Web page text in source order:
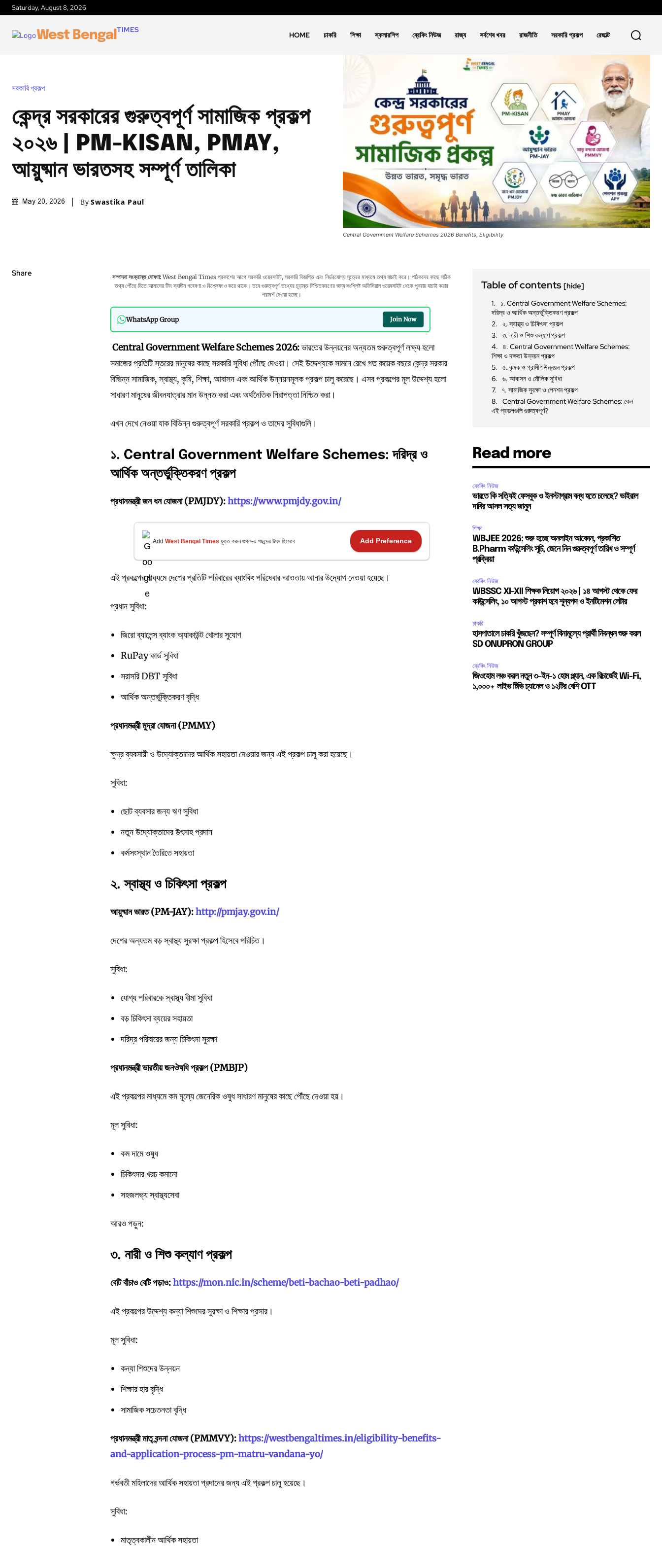
Saturday, August 8, 2026
West Bengal TIMES
HOME চাকরি শিক্ষা স্কলারশিপ ব্রেকিং নিউজ রাজ্য সর্বশেষ খবর রাজনীতি সরকারি প্রকল্প রেজাল্ট
সরকারি প্রকল্প
কেন্দ্র সরকারের গুরুত্বপূর্ণ সামাজিক প্রকল্প
২০২৬ | PM-KISAN, PMAY,
আয়ুষ্মান ভারতসহ সম্পূর্ণ তালিকা
May 20, 2026 By Swastika Paul
Central Government Welfare Schemes 2026 Benefits, Eligibility
Share সম্পাদনা সংক্রান্ত ঘোষণা:West Bengal Times প্রকাশের আগে সরকারি ওয়েবসাইট, সরকারি বিজ্ঞপ্তি এবং নির্ভরযোগ্য সূত্রের মাধ্যমে তথ্য যাচাই করে। পাঠকদের কাছে সঠিক
তথ্য পৌঁছে দিতে আমাদের টিম স্বাধীন গবেষণা ও বিশ্লেষণও করে থাকে। তবে গুরুত্বপূর্ণ তথ্যের চূড়ান্ত নিশ্চিতকরণের জন্য সংশ্লিষ্ট অফিসিয়াল ওয়েবসাইট থেকে পুনরায় যাচাই করার
পরামর্শ দেওয়া হচ্ছে।
WhatsApp Group Join Now
Central Government Welfare Schemes 2026:ভারতের উন্নয়নের অন্যতম গুরুত্বপূর্ণ লক্ষ্য হলো
সমাজের প্রতিটি স্তরের মানুষের কাছে সরকারি সুবিধা পৌঁছে দেওয়া। সেই উদ্দেশ্যকে সামনে রেখে গত কয়েক বছরে কেন্দ্র সরকার
বিভিন্ন সামাজিক, স্বাস্থ্য, কৃষি, শিক্ষা, আবাসন এবং আর্থিক উন্নয়নমূলক প্রকল্প চালু করেছে। এসব প্রকল্পের মূল উদ্দেশ্য হলো
সাধারণ মানুষের জীবনযাত্রার মান উন্নত করা এবং অর্থনৈতিক নিরাপত্তা নিশ্চিত করা।
এখন দেখে নেওয়া যাক বিভিন্ন গুরুত্বপূর্ণ সরকারি প্রকল্প ও তাদের সুবিধাগুলি।
১. Central Government Welfare Schemes:দরিদ্রও
আর্থিকঅন্তর্ভুক্তিকরণপ্রকল্প
প্রধানমন্ত্রীজনধনযোজনা (PMJDY):https://www.pmjdy.gov.in/
Add West Bengal Times যুক্ত করুন গুগল-এ পছন্দের উৎস হিসেবে Add Preference
এই প্রকল্পের মাধ্যমে দেশের প্রতিটি পরিবারের ব্যাংকিং পরিষেবার আওতায় আনার উদ্যোগ নেওয়া হয়েছে।
প্রধান সুবিধা:
জিরো ব্যালেন্স ব্যাংক অ্যাকাউন্ট খোলার সুযোগ
RuPay কার্ড সুবিধা
সরাসরি DBT সুবিধা
আর্থিক অন্তর্ভুক্তিকরণ বৃদ্ধি
প্রধানমন্ত্রীমুদ্রাযোজনা (PMMY)
ক্ষুদ্র ব্যবসায়ী ও উদ্যোক্তাদের আর্থিক সহায়তা দেওয়ার জন্য এই প্রকল্প চালু করা হয়েছে।
সুবিধা:
ছোট ব্যবসার জন্য ঋণ সুবিধা
নতুন উদ্যোক্তাদের উৎসাহ প্রদান
কর্মসংস্থান তৈরিতে সহায়তা
২.স্বাস্থ্যওচিকিৎসাপ্রকল্প
আয়ুষ্মানভারত (PM-JAY):http://pmjay.gov.in/
দেশের অন্যতম বড় স্বাস্থ্য সুরক্ষা প্রকল্প হিসেবে পরিচিত।
সুবিধা:
যোগ্য পরিবারকে স্বাস্থ্য বীমা সুবিধা
বড় চিকিৎসা ব্যয়ের সহায়তা
দরিদ্র পরিবারের জন্য চিকিৎসা সুরক্ষা
প্রধানমন্ত্রীভারতীয়জনঔষধিপ্রকল্প (PMBJP)
এই প্রকল্পের মাধ্যমে কম মূল্যে জেনেরিক ওষুধ সাধারণ মানুষের কাছে পৌঁছে দেওয়া হয়।
মূল সুবিধা:
কম দামে ওষুধ
চিকিৎসার খরচ কমানো
সহজলভ্য স্বাস্থ্যসেবা
আরও পড়ুন:
৩.নারীওশিশুকল্যাণপ্রকল্প
বেটিবাঁচাওবেটিপড়াও:https://mon.nic.in/scheme/beti-bachao-beti-padhao/
এই প্রকল্পের উদ্দেশ্য কন্যা শিশুদের সুরক্ষা ও শিক্ষার প্রসার।
মূল সুবিধা:
কন্যা শিশুদের উন্নয়ন
শিক্ষার হার বৃদ্ধি
সামাজিক সচেতনতা বৃদ্ধি
প্রধানমন্ত্রীমাতৃবন্দনাযোজনা (PMMVY):https://westbengaltimes.in/eligibility-benefits-
and-application-process-pm-matru-vandana-yo/
গর্ভবতী মহিলাদের আর্থিক সহায়তা প্রদানের জন্য এই প্রকল্প চালু হয়েছে।
সুবিধা:
মাতৃত্বকালীন আর্থিক সহায়তা
Table of contents[hide]
১. Central Government Welfare Schemes:
দরিদ্র ও আর্থিক অন্তর্ভুক্তিকরণ প্রকল্প
২. স্বাস্থ্য ও চিকিৎসা প্রকল্প
৩. নারী ও শিশু কল্যাণ প্রকল্প
৪. Central Government Welfare Schemes:
শিক্ষা ও দক্ষতা উন্নয়ন প্রকল্প
৫. কৃষক ও গ্রামীণ উন্নয়ন প্রকল্প
৬. আবাসন ও মৌলিক সুবিধা
৭. সামাজিক সুরক্ষা ও পেনশন প্রকল্প
Central Government Welfare Schemes: কেন
এই প্রকল্পগুলি গুরুত্বপূর্ণ?
Read more
ব্রেকিং নিউজ
ভারতে কি সত্যিই ফেসবুক ও ইনস্টাগ্রাম বন্ধ হতে চলেছে? ভাইরাল
দাবির আসল সত্য জানুন
শিক্ষা
WBJEE 2026: শুরু হচ্ছে অনলাইন আবেদন, প্রকাশিত
B.Pharm কাউন্সেলিং সূচি, জেনে নিন গুরুত্বপূর্ণ তারিখ ও সম্পূর্ণ
প্রক্রিয়া
ব্রেকিং নিউজ
WBSSC XI-XII শিক্ষক নিয়োগ ২০২৬ | ১৪ আগস্ট থেকে ফের
কাউন্সেলিং, ১০ আগস্ট প্রকাশ হবে শূন্যপদ ও ইনটিমেশন লেটার
চাকরি
হাসপাতালে চাকরি খুঁজছেন? সম্পূর্ণ বিনামূল্যে প্রার্থী নিবন্ধন শুরু করল
SD ONUPRON GROUP
ব্রেকিং নিউজ
জিওহোম লঞ্চ করল নতুন ৩-ইন-১ হোম প্ল্যান, এক রিচার্জেই Wi-Fi,
১,০০০+ লাইভ টিভি চ্যানেল ও ১২টির বেশি OTT